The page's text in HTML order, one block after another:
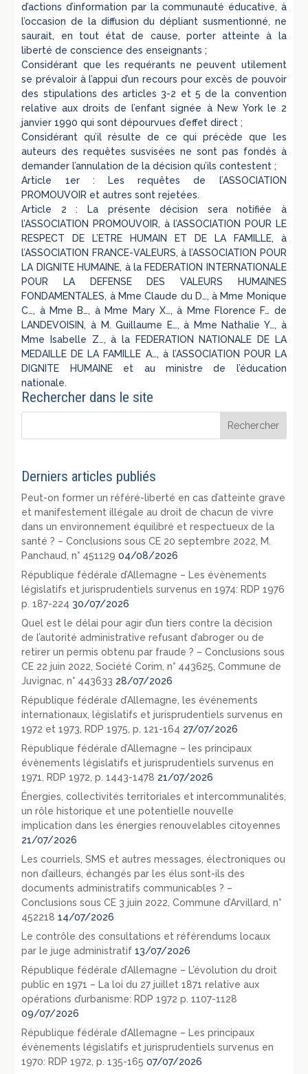
d’actions d’information par la communauté éducative, à
l’occasion de la diffusion du dépliant susmentionné, ne
saurait, en tout état de cause, porter atteinte à la
liberté de conscience des enseignants ;
Considérant que les requérants ne peuvent utilement
se prévaloir à l’appui d’un recours pour excès de pouvoir
des stipulations des articles 3-2 et 5 de la convention
relative aux droits de l’enfant signée à New York le 2
janvier 1990 qui sont dépourvues d’effet direct ;
Considérant qu’il résulte de ce qui précède que les
auteurs des requêtes susvisées ne sont pas fondés à
demander l’annulation de la décision qu’ils contestent ;
Article 1er : Les requêtes de l’ASSOCIATION
PROMOUVOIR et autres sont rejetées.
Article 2 : La présente décision sera notifiée à
l’ASSOCIATION PROMOUVOIR, à l’ASSOCIATION POUR LE
RESPECT DE L’ETRE HUMAIN ET DE LA FAMILLE, à
l’ASSOCIATION FRANCE-VALEURS, à l’ASSOCIATION POUR
LA DIGNITE HUMAINE, à la FEDERATION INTERNATIONALE
POUR LA DEFENSE DES VALEURS HUMAINES
FONDAMENTALES, à Mme Claude du D…, à Mme Monique
C…, à Mme B…, à Mme Mary X…, à Mme Florence F… de
LANDEVOISIN, à M. Guillaume E…, à Mme Nathalie Y…, à
Mme Isabelle Z…, à la FEDERATION NATIONALE DE LA
MEDAILLE DE LA FAMILLE A…, à l’ASSOCIATION POUR LA
DIGNITE HUMAINE et au ministre de l’éducation
nationale.
Rechercher dans le site
Derniers articles publiés
Peut-on former un référé-liberté en cas d’atteinte grave
et manifestement illégale au droit de chacun de vivre
dans un environnement équilibré et respectueux de la
santé ? – Conclusions sous CE 20 septembre 2022, M.
Panchaud, n° 451129 04/08/2026
République fédérale d’Allemagne – Les évènements
législatifs et jurisprudentiels survenus en 1974: RDP 1976
p. 187-224 30/07/2026
Quel est le délai pour agir d’un tiers contre la décision
de l’autorité administrative refusant d’abroger ou de
retirer un permis obtenu par fraude ? – Conclusions sous
CE 22 juin 2022, Société Corim, n° 443625, Commune de
Juvignac, n° 443633 28/07/2026
République fédérale d’Allemagne, les événements
internationaux, législatifs et jurisprudentiels survenus en
1972 et 1973, RDP 1975, p. 121-164 27/07/2026
République fédérale d’Allemagne – les principaux
évènements législatifs et jurisprudentiels survenus en
1971, RDP 1972, p. 1443-1478 21/07/2026
Énergies, collectivités territoriales et intercommunalités,
un rôle historique et une potentielle nouvelle
implication dans les énergies renouvelables citoyennes
21/07/2026
Les courriels, SMS et autres messages, électroniques ou
non d’ailleurs, échangés par les élus sont-ils des
documents administratifs communicables ? –
Conclusions sous CE 3 juin 2022, Commune d’Arvillard, n°
452218 14/07/2026
Le contrôle des consultations et référendums locaux
par le juge administratif 13/07/2026
République fédérale d’Allemagne – L’évolution du droit
public en 1971 – La loi du 27 juillet 1871 relative aux
opérations d’urbanisme: RDP 1972 p. 1107-1128
09/07/2026
République fédérale d’Allemagne – Les principaux
évènements législatifs et jurisprudentiels survenus en
1970: RDP 1972, p. 135-165 07/07/2026